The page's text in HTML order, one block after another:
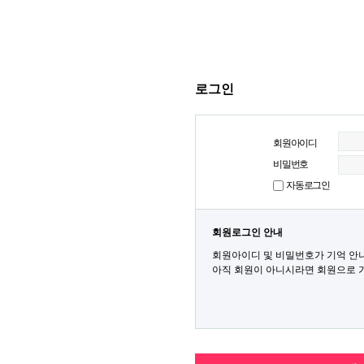
로그인
회원아이디
비밀번호
자동로그인
회원로그인 안내
회원아이디 및 비밀번호가 기억 안
아직 회원이 아니시라면 회원으로